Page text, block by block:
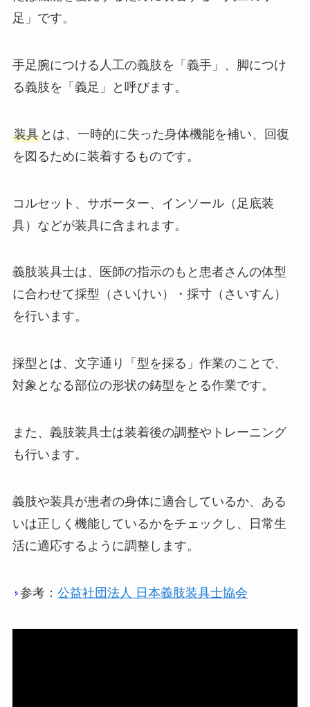
足」です。
手足腕につける人工の義肢を「義手」、脚につけ
る義肢を「義足」と呼びます。
装具とは、一時的に失った身体機能を補い、回復
を図るために装着するものです。
コルセット、サポーター、インソール（足底装
具）などが装具に含まれます。
義肢装具士は、医師の指示のもと患者さんの体型
に合わせて採型（さいけい）・採寸（さいすん）
を行います。
採型とは、文字通り「型を採る」作業のことで、
対象となる部位の形状の鋳型をとる作業です。
また、義肢装具士は装着後の調整やトレーニング
も行います。
義肢や装具が患者の身体に適合しているか、ある
いは正しく機能しているかをチェックし、日常生
活に適応するように調整します。
参考： 公益社団法人 日本義肢装具士協会